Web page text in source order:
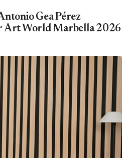
Gea Pérez
Art World Marbella 2026